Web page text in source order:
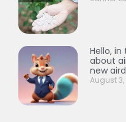
Hello,
about
new
August 3,